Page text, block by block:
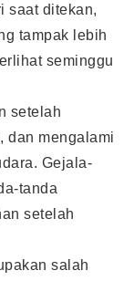
saat ditekan,
tampak lebih
seminggu
setelah
dan mengalami
Gejala-
tanda
setelah
salah